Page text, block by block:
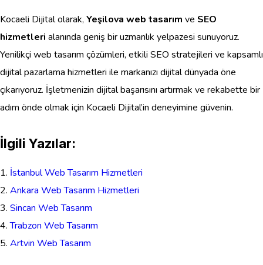
Kocaeli Dijital olarak, Yeşilova web tasarım ve SEO
hizmetleri alanında geniş bir uzmanlık yelpazesi sunuyoruz.
Yenilikçi web tasarım çözümleri, etkili SEO stratejileri ve kapsamlı
dijital pazarlama hizmetleri ile markanızı dijital dünyada öne
çıkarıyoruz. İşletmenizin dijital başarısını artırmak ve rekabette bir
adım önde olmak için Kocaeli Dijital’in deneyimine güvenin.
İlgili Yazılar:
İstanbul Web Tasarım Hizmetleri
Ankara Web Tasarım Hizmetleri
Sincan Web Tasarım
Trabzon Web Tasarım
Artvin Web Tasarım